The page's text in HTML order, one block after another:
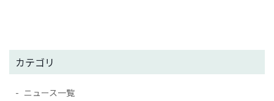
カテゴリ
ニュース一覧